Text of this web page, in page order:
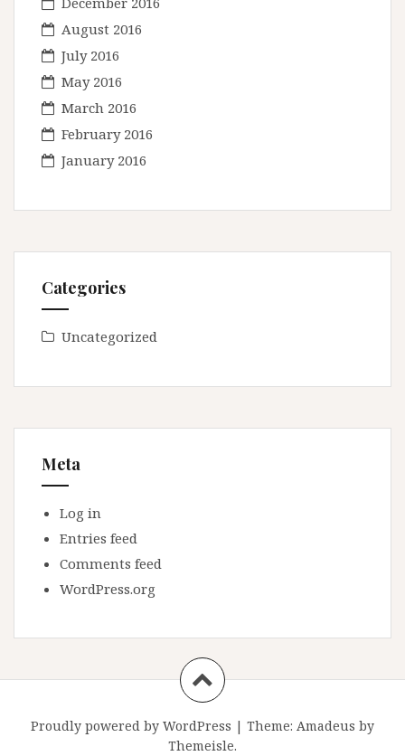
August 2016
July 2016
May 2016
March 2016
February 2016
January 2016
Categories
Uncategorized
Meta
Log in
Entries feed
Comments feed
WordPress.org
Proudly powered by WordPress | Theme: Amadeus by
Themeisle.